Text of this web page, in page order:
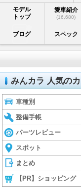
モデル
トップ
愛車紹介
(16,680)
ブログ スペック
みんカラ 人気の
車種別
整備手帳
パーツレビュー
スポット
まとめ
【PR】ショッピング